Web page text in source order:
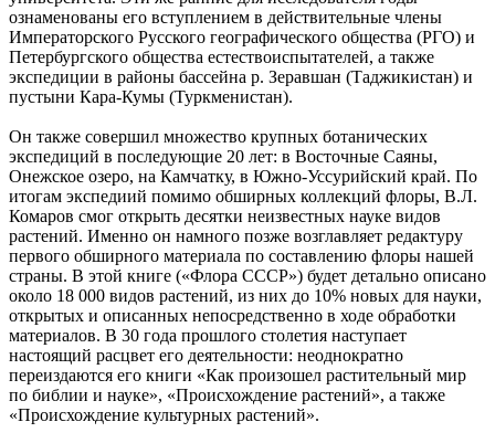
ознаменованы его вступлением в действительные члены
Императорского Русского географического общества (РГО) и
Петербургского общества естествоиспытателей, а также
экспедиции в районы бассейна р. Зеравшан (Таджикистан) и
пустыни Кара-Кумы (Туркменистан).
Он также совершил множество крупных ботанических
экспедиций в последующие 20 лет: в Восточные Саяны,
Онежское озеро, на Камчатку, в Южно-Уссурийский край. По
итогам экспедиий помимо обширных коллекций флоры, В.Л.
Комаров смог открыть десятки неизвестных науке видов
растений. Именно он намного позже возглавляет редактуру
первого обширного материала по составлению флоры нашей
страны. В этой книге («Флора СССР») будет детально описано
около 18 000 видов растений, из них до 10% новых для науки,
открытых и описанных непосредственно в ходе обработки
материалов. В 30 года прошлого столетия наступает
настоящий расцвет его деятельности: неоднократно
переиздаются его книги «Как произошел растительный мир
по библии и науке», «Происхождение растений», а также
«Происхождение культурных растений».